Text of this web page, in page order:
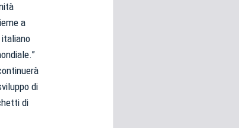
a
di
di